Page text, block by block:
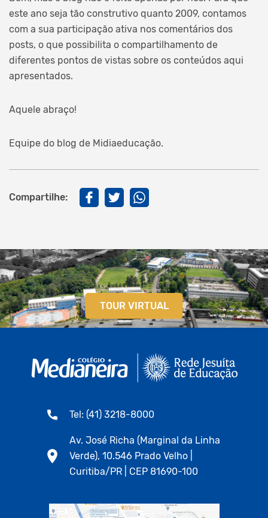
este ano seja tão construtivo quanto 2009, contamos
com a sua participação ativa nos comentários dos
posts, o que possibilita o compartilhamento de
diferentes pontos de vistas sobre os conteúdos aqui
apresentados.
Aquele abraço!
Equipe do blog de Midiaeducação.
Compartilhe:
TOUR VIRTUAL
Tel: (41) 3218-8000
Av. José Richa (Marginal da Linha
Verde), 10.546 Prado Velho |
Curitiba/PR | CEP 81690-100